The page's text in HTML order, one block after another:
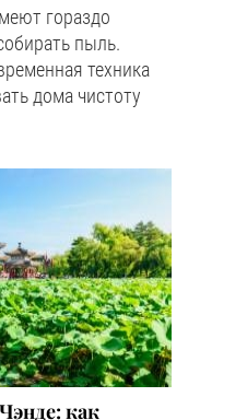
гораздо
пыль.
техника
дома чистоту
как